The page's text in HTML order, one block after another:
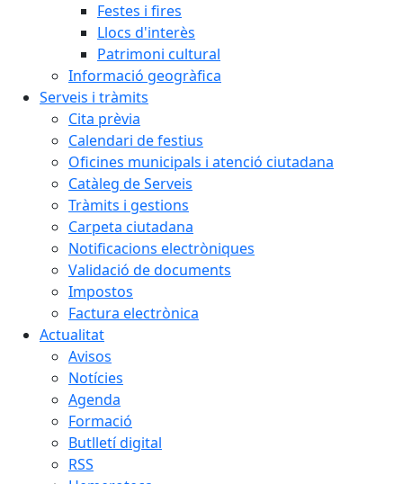
Festes i fires
Llocs d'interès
Patrimoni cultural
Informació geogràfica
Serveis i tràmits
Cita prèvia
Calendari de festius
Oficines municipals i atenció ciutadana
Catàleg de Serveis
Tràmits i gestions
Carpeta ciutadana
Notificacions electròniques
Validació de documents
Impostos
Factura electrònica
Actualitat
Avisos
Notícies
Agenda
Formació
Butlletí digital
RSS